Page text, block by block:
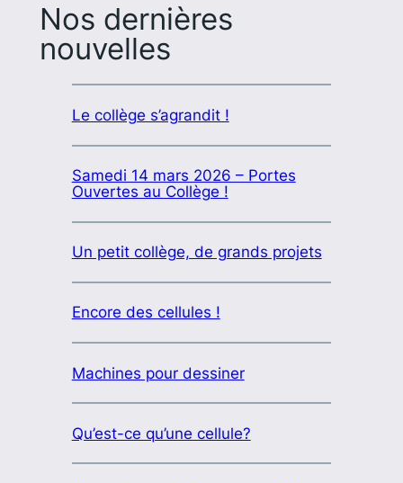
Nos dernières
nouvelles
Le collège s’agrandit !
Samedi 14 mars 2026 – Portes
Ouvertes au Collège !
Un petit collège, de grands projets
Encore des cellules !
Machines pour dessiner
Qu’est-ce qu’une cellule?